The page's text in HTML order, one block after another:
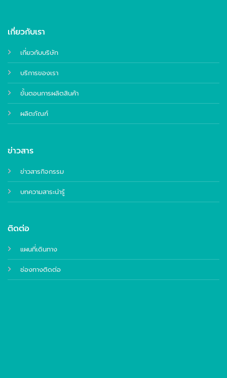
เกี่ยวกับเรา
เกี่ยวกับบริษัท
บริการของเรา
ขั้นตอนการผลิตสินค้า
ผลิตภัณฑ์
ข่าวสาร
ข่าวสารกิจกรรม
บทความสาระน่ารู้
ติดต่อ
แผนที่เดินทาง
ช่องทางติดต่อ